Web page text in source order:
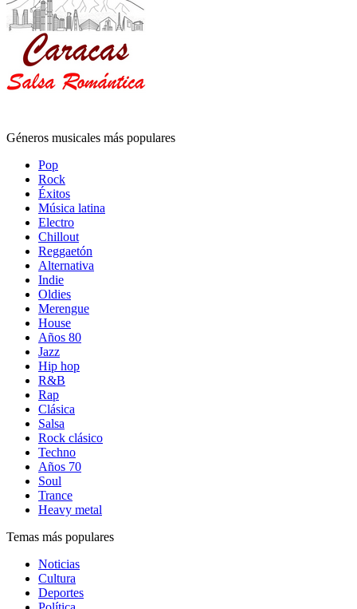
Géneros musicales más populares
Pop
Rock
Éxitos
Música latina
Electro
Chillout
Reggaetón
Alternativa
Indie
Oldies
Merengue
House
Años 80
Jazz
Hip hop
R&B
Rap
Clásica
Salsa
Rock clásico
Techno
Años 70
Soul
Trance
Heavy metal
Temas más populares
Noticias
Cultura
Deportes